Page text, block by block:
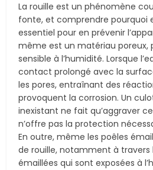
La rouille est un phénomène
fonte, et comprendre pourquoi
essentiel pour en prévenir
même est un matériau poreux,
sensible à l’humidité. Lorsque
contact prolongé avec la
les pores, entraînant des
provoquent la corrosion. Un
inexistant ne fait qu’aggraver
n’offre pas la protection
En outre, même les poêles
de rouille, notamment à travers
émaillées qui sont exposées à